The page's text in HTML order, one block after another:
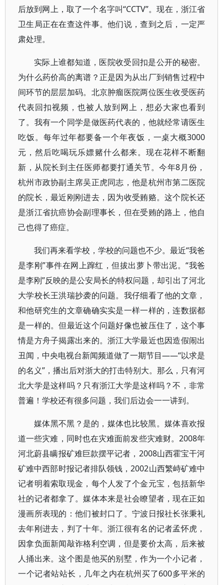
后放到网上，取了一个名字叫“CCTV”。现在，浙江省
卫生局正在在查这件事。他们说，查到之后，一定严
肃处理。
实际上谁都知道，医院收受回扣是公开的秘密。
为什么药价高的离谱？正是因为从出厂到销售过程中
间环节的层层加码。北京肿瘤医院两位医生收受医药
代表回扣视频，也被人放到网上，想必大家也看到
了。我有一个同学是做医药代表的，他就经常请医生
吃饭。每年过年都要备一个年夜饭，一桌大概3000
元，然后吃喝玩乐嫖赌什么都来。现在花样不断翻
新，从院长到主任医师都要打通关节。今年8月份，
杭州市政协副主席吴正虎同志，他是杭州市第二医院
的院长，最近刚刚进去，因为收受贿赂。这个院长还
是浙江省抗癌协会副理事长，但在受贿的路上，他自
己也得了癌症。
我们再来看学校，学校的问题也不少。最近“我爸
是李刚”事件在网上蹿红，但拔出萝卜带出泥。“我爸
是李刚”反映的是公安局长的特权问题，却引出了河北
大学校长王洪瑞抄袭的问题。我仔细看了他的文章，
和他研究生的文章确确实实是一样一样的，连数据都
是一样的。但最近这个问题好像也被压住了，这个事
情是方舟子揭露出来的。浙江大学最近也因造假闹出
丑闻，中央电视台新闻频道做了一期节目——“以求是
的名义”，播出后对浙大的打击特别大。那么，只有河
北大学是这样吗？只有浙江大学是这样吗？不，非常
普遍！学校还有很多问题，我们后边会一一讲到。
媒体黑不黑？是的，媒体也比较黑。媒体喜欢报
道一些灾难，同时也在灾难面前发些灾难财。2008年
河北蔚县瞒报矿难巨款摆平记者，2008山西霍宝干河
矿难中西部时报记者排队领钱，2002山西繁峙矿难中
记者明着索取现金，每个人发了个金元宝，包括新华
社的记者都拿了。媒体本来是社会瞭望者，现在正如
漫画所表现的：他们被封口了。宁波日报社长张秉礼
去年刚进去，判了十年。浙江很有名的记者孟怀虎，
因拿负面新闻敲诈格利空调，但是要价太高，后来被
人捅出来。这个图是他买的别墅，作为一个小记者，
一个记者站站长，几年之内在杭州买了600多平米的